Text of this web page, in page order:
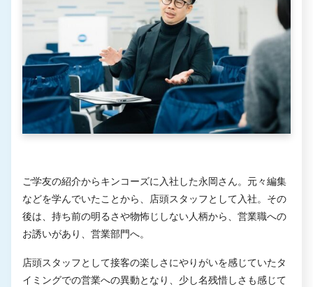
ご学友の紹介からキンコーズに入社した永岡さん。元々編集
などを学んでいたことから、店頭スタッフとして入社。その
後は、持ち前の明るさや物怖じしない人柄から、営業職への
お誘いがあり、営業部門へ。
店頭スタッフとして接客の楽しさにやりがいを感じていたタ
イミングでの営業への異動となり、少し名残惜しさも感じて